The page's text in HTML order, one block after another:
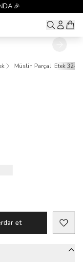
🎉
Müslin Parçalı Etek 32-
et